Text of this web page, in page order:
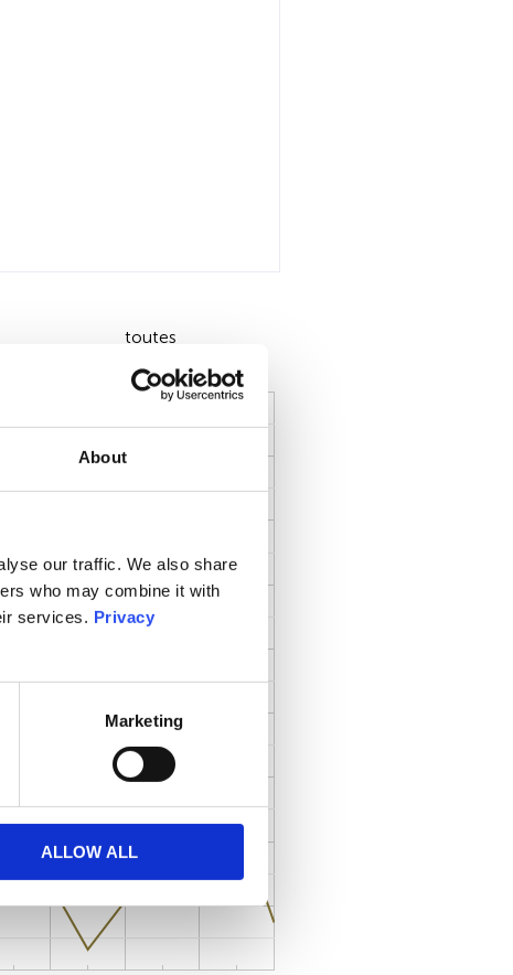
About
our traffic. We also share
who may combine it with
services. Privacy
Marketing
ALLOW ALL
toutes